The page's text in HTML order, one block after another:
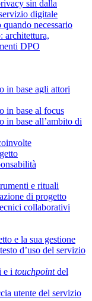
sin dalla
digitale
necessario
architettura,
DPO
in base agli attori
in base al focus
in base all’ambito di
e rituali
di progetto
collaborativi
e la sua gestione
d’uso del servizio
e i touchpointdel
utente del servizio